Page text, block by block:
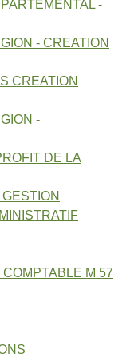
-
- CREATION
CREATION
-
DE LA
M 57